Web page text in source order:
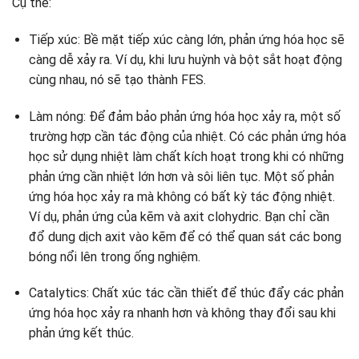
Tiếp xúc: Bề mặt tiếp xúc càng lớn, phản ứng hóa học sẽ
càng dễ xảy ra. Ví dụ, khi lưu huỳnh và bột sắt hoạt động
cùng nhau, nó sẽ tạo thành FES.
Làm nóng: Để đảm bảo phản ứng hóa học xảy ra, một số
trường hợp cần tác động của nhiệt. Có các phản ứng hóa
học sử dụng nhiệt làm chất kích hoạt trong khi có những
phản ứng cần nhiệt lớn hơn và sôi liên tục. Một số phản
ứng hóa học xảy ra mà không có bất kỳ tác động nhiệt.
Ví dụ, phản ứng của kẽm và axit clohydric. Bạn chỉ cần
đổ dung dịch axit vào kẽm để có thể quan sát các bong
bóng nổi lên trong ống nghiệm.
Catalytics: Chất xúc tác cần thiết để thúc đẩy các phản
ứng hóa học xảy ra nhanh hơn và không thay đổi sau khi
phản ứng kết thúc.